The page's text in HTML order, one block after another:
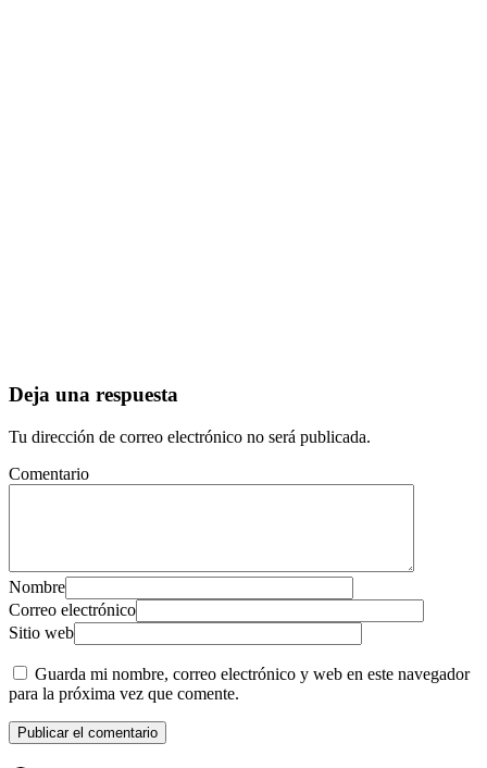
Deja una respuesta
Tu dirección de correo electrónico no será publicada.
Comentario
Nombre
Correo electrónico
Sitio web
Guarda mi nombre, correo electrónico y web en este navegador
para la próxima vez que comente.